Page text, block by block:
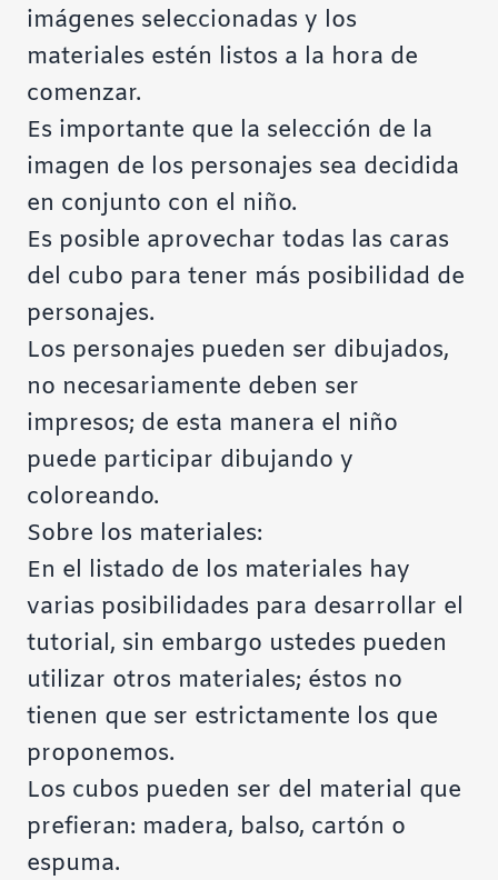
imágenes seleccionadas y los
materiales estén listos a la hora de
comenzar.
Es importante que la selección de la
imagen de los personajes sea decidida
en conjunto con el niño.
Es posible aprovechar todas las caras
del cubo para tener más posibilidad de
personajes.
Los personajes pueden ser dibujados,
no necesariamente deben ser
impresos; de esta manera el niño
puede participar dibujando y
coloreando.
Sobre los materiales:
En el listado de los materiales hay
varias posibilidades para desarrollar el
tutorial, sin embargo ustedes pueden
utilizar otros materiales; éstos no
tienen que ser estrictamente los que
proponemos.
Los cubos pueden ser del material que
prefieran: madera, balso, cartón o
espuma.